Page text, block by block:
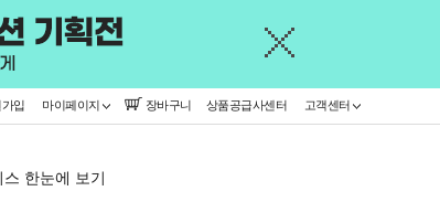
가입 마이페이지 장바구니 상품공급사센터 고객센터
한눈에 보기